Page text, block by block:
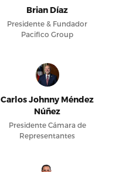
Brian Díaz
Presidente & Fundador
Pacifico Group
Carlos Johnny Méndez
Núñez
Presidente Cámara de
Representantes